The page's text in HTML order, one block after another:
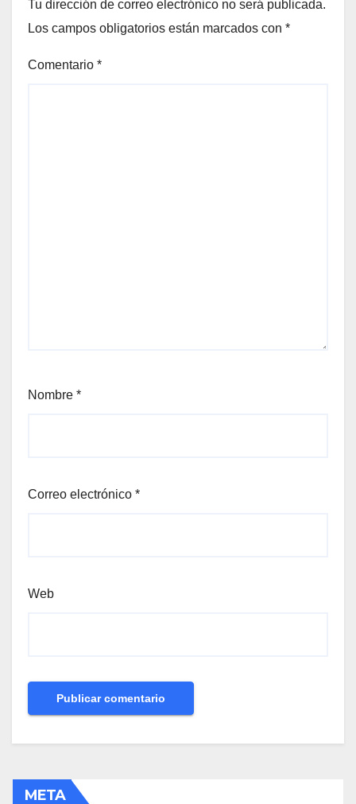
Tu dirección de correo electrónico no será publicada.
Los campos obligatorios están marcados con *
Comentario *
Nombre *
Correo electrónico *
Web
META